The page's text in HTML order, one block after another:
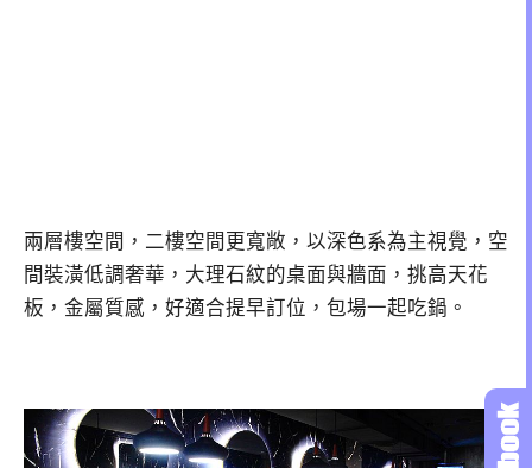
兩層樓空間，二樓空間更寬敞，以深色系為主視覺，空
間裝潢低調奢華，大理石紋的桌面與牆面，挑高天花
板，金屬質感，好適合提早訂位，包場一起吃鍋。